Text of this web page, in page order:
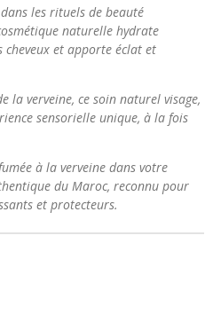
les rituels de beauté
naturelle hydrate
et apporte éclat et
la verveine, ce soin naturel visage,
sensorielle unique, à la fois
à la verveine dans votre
du Maroc, reconnu pour
et protecteurs.